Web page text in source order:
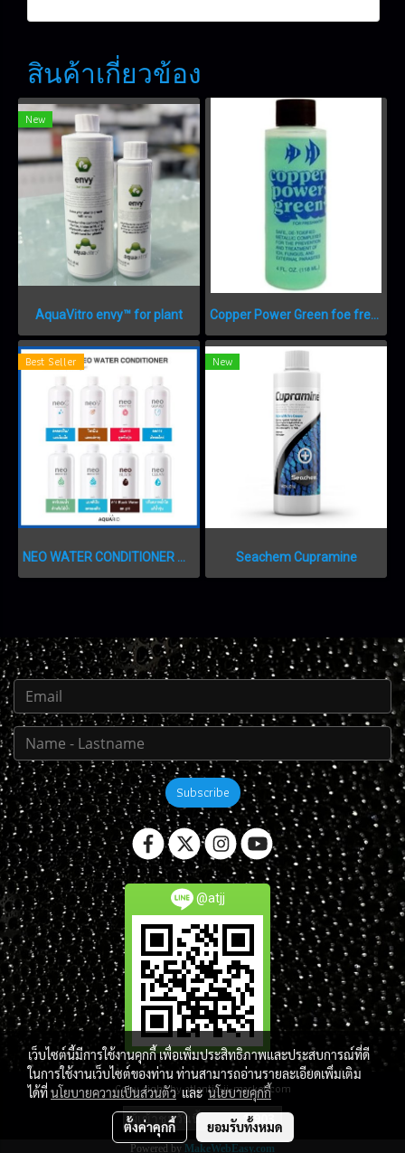
สินค้าเกี่ยวข้อง
New
AquaVitro envy™ for plant Copper Power Green foe freshwater 4oz 118ml.
Best Seller
NEO WATER CONDITIONER น้ำยาสำหรับปรับสภาพน้ำ
New
Seachem Cupramine
Subscribe
@atjj
Copy right by atlantis-jj-market.com
ผู้เข้าชมวันนี้
1,903
Powered by MakeWebEasy.com
เว็บไซต์นี้มีการใช้งานคุกกี้ เพื่อเพิ่มประสิทธิภาพและประสบการณ์ที่ดี
ในการใช้งานเว็บไซต์ของท่าน ท่านสามารถอ่านรายละเอียดเพิ่มเติม
ได้ที่นโยบายความเป็นส่วนตัวและนโยบายคุกกี้
ตั้งค่าคุกกี้ ยอมรับทั้งหมด